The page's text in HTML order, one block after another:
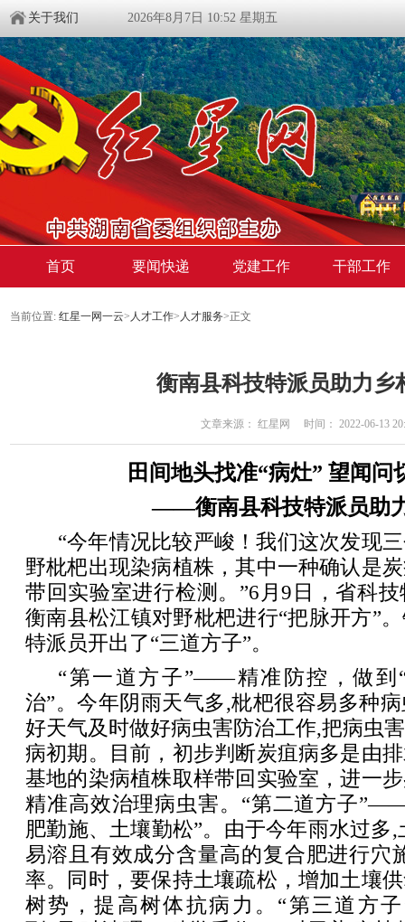
关于我们 2026年8月7日 10:52 星期五
首页 要闻快递 党建工作 干部工作
当前位置: 红星一网一云> 人才工作> 人才服务>正文
衡南县科技特派员助力乡
文章来源： 红星网 时间： 2022-06-13
田间地头找准“病灶” 望闻问
——衡南县科技特派员助
“今年情况比较严峻！我们这次发现
野枇杷出现染病植株，其中一种确认是
带回实验室进行检测。”6月9日，省科
衡南县松江镇对野枇杷进行“把脉开方”
特派员开出了“三道方子”。
“第一道方子”——精准防控，做到
治”。今年阴雨天气多,枇杷很容易多种
好天气及时做好病虫害防治工作,把病虫
病初期。目前，初步判断炭疽病多是由
基地的染病植株取样带回实验室，进一
精准高效治理病虫害。“第二道方子
肥勤施、土壤勤松”。由于今年雨水过多
易溶且有效成分含量高的复合肥进行穴
率。同时，要保持土壤疏松，增加土壤
树势，提高树体抗病力。“第三道方